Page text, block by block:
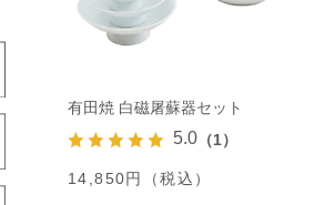
有田焼 白磁屠蘇器セット
5.0 （1）
14,850円（税込）